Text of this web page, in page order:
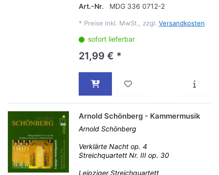
Art.-Nr. MDG 336 0712-2
* Preise inkl. MwSt., zzgl. Versandkosten
sofort lieferbar
21,99 € *
Arnold Schönberg - Kammermusik
Arnold Schönberg
Verklärte Nacht op. 4
Streichquartett Nr. III op. 30
Leipziger Streichquartett